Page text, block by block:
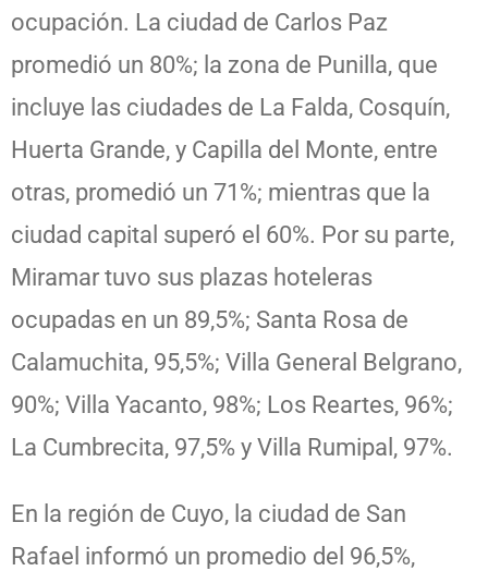
ocupación. La ciudad de Carlos Paz
promedió un 80%; la zona de Punilla, que
incluye las ciudades de La Falda, Cosquín,
Huerta Grande, y Capilla del Monte, entre
otras, promedió un 71%; mientras que la
ciudad capital superó el 60%. Por su parte,
Miramar tuvo sus plazas hoteleras
ocupadas en un 89,5%; Santa Rosa de
Calamuchita, 95,5%; Villa General Belgrano,
90%; Villa Yacanto, 98%; Los Reartes, 96%;
La Cumbrecita, 97,5% y Villa Rumipal, 97%.
En la región de Cuyo, la ciudad de San
Rafael informó un promedio del 96,5%,